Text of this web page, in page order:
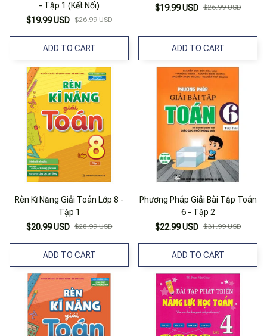
- Tập 1 (Kết Nối)
$19.99 USD $26.99 USD
ADD TO CART
$19.99 USD $26.99 USD
ADD TO CART
Rèn Kĩ Năng Giải Toán Lớp 8 -
Tập 1
$20.99 USD $28.99 USD
ADD TO CART
Phương Pháp Giải Bài Tập Toán
6 - Tập 2
$22.99 USD $31.99 USD
ADD TO CART